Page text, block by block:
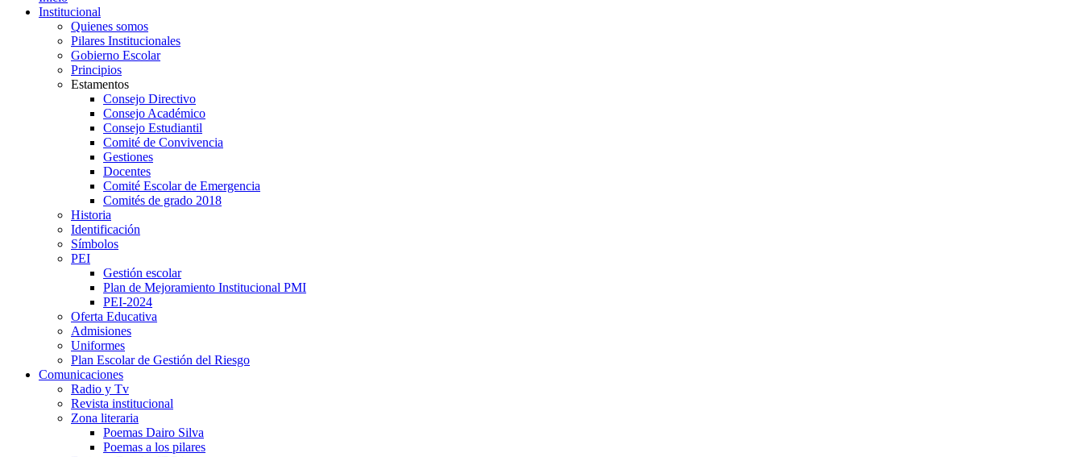
Institucional
Quienes somos
Pilares Institucionales
Gobierno Escolar
Principios
Estamentos
Consejo Directivo
Consejo Académico
Consejo Estudiantil
Comité de Convivencia
Gestiones
Docentes
Comité Escolar de Emergencia
Comités de grado 2018
Historia
Identificación
Símbolos
PEI
Gestión escolar
Plan de Mejoramiento Institucional PMI
PEI-2024
Oferta Educativa
Admisiones
Uniformes
Plan Escolar de Gestión del Riesgo
Comunicaciones
Radio y Tv
Revista institucional
Zona literaria
Poemas Dairo Silva
Poemas a los pilares